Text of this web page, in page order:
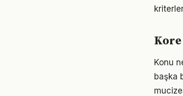
Konu
başka